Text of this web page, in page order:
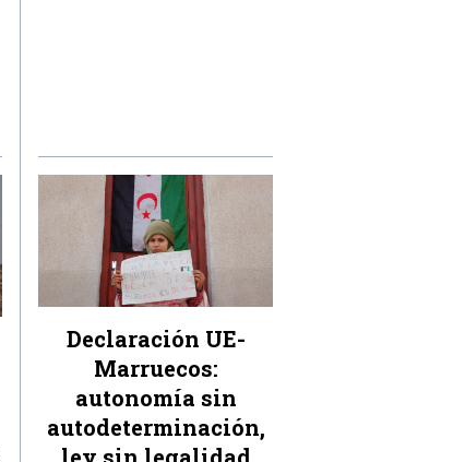
Declaración UE-
Marruecos:
autonomía sin
autodeterminación,
ley sin legalidad